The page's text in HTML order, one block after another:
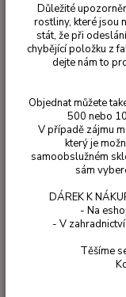
Bylinky a léčivky
kusovém balení
Aloisie
za kus v
Důležité
rostliny, které jsou
stát, že při
chybějící položku z
dejte nám to
Objednat můžete
500 nebo
V případě zájmu
který je
samoobslužném
sám
DÁREK K
- Na
- V
Těšíme